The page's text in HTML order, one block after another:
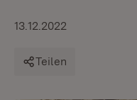
13.12.2022
Teilen